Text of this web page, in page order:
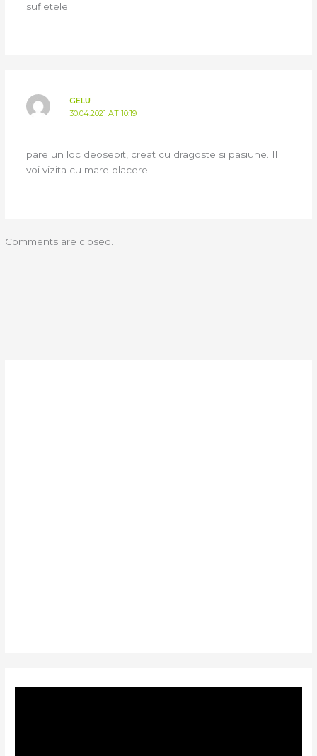
sufletele.
GELU
30.04.2021 AT 10:19
pare un loc deosebit, creat cu dragoste si pasiune. Il
voi vizita cu mare placere.
Comments are closed.